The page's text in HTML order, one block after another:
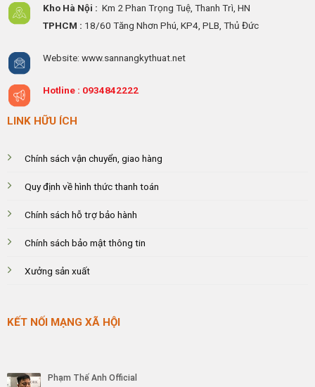
Kho Hà Nội : Km 2 Phan Trọng Tuệ, Thanh Trì, HN
TPHCM : 18/60 Tăng Nhơn Phú, KP4, PLB, Thủ Đức
Website: www.sannangkythuat.net
Hotline : 0934842222
LINK HỮU ÍCH
Chính sách vận chuyển, giao hàng
Quy định về hình thức thanh toán
Chính sách hỗ trợ bảo hành
Chính sách bảo mật thông tin
Xưởng sản xuất
KẾT NỐI MẠNG XÃ HỘI